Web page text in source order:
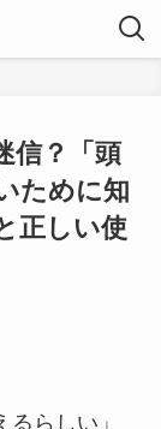
信？「頭
ために知
正しい使
らしい」